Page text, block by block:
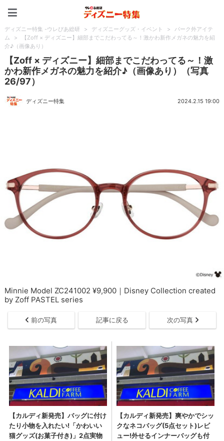
ディズニー特集 -ウレぴあ総研 > ディズニーグッズ・イベント >
パーク外アイテ
ム
>
【Zoff × ディズニー】細部までこだわってる～！激かわ新作メガネの魅力を紹
介♪（画像あり）
【Zoff × ディズニー】細部までこだわってる～！激
かわ新作メガネの魅力を紹介♪（画像あり）（写真
26/97）
ディズニー特集 2024.2.15 19:00
Minnie Model ZC241002 ¥9,900｜Disney Collection created
by Zoff PASTEL series
前の写真 記事に戻る 次の写真